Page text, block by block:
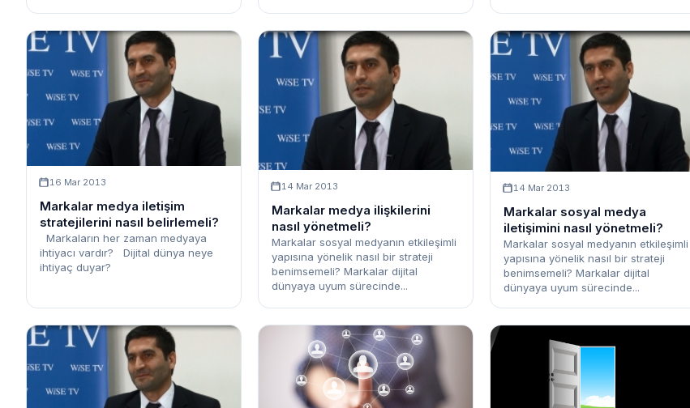
16 Mar 2013
Markalar medya iletişim
stratejilerini nasıl belirlemeli?
Markaların her zaman medyaya
ihtiyacı vardır? Dijital dünya neye
ihtiyaç duyar?
14 Mar 2013
Markalar medya ilişkilerini
nasıl yönetmeli?
Markalar sosyal medyanın etkileşimli
yapısına yönelik nasıl bir strateji
benimsemeli? Markalar dijital
dünyaya uyum sürecinde...
14 Mar 2013
Markalar sosyal medya
iletişimini nasıl yönetmeli?
Markalar sosyal medyanın etkileşimli
yapısına yönelik nasıl bir strateji
benimsemeli? Markalar dijital
dünyaya uyum sürecinde...